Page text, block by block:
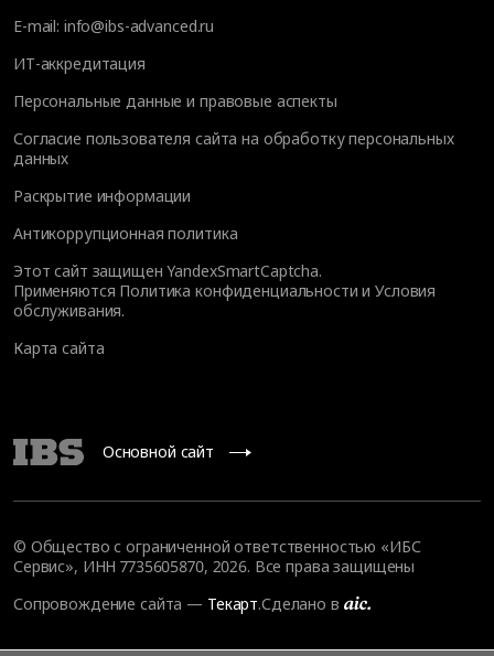
E-mail: info@ibs-advanced.ru
ИТ-аккредитация
Персональные данные и правовые аспекты
Согласие пользователя сайта на обработку персональных
данных
Раскрытие информации
Антикоррупционная политика
Этот сайт защищен YandexSmartCaptcha.
Применяются Политика конфиденциальности иУсловия
обслуживания.
Карта сайта
Основной сайт
© Общество с ограниченной ответственностью «ИБС
Сервис», ИНН 7735605870, 2026. Все права защищены
Сопровождение сайта — Текарт.Сделано в